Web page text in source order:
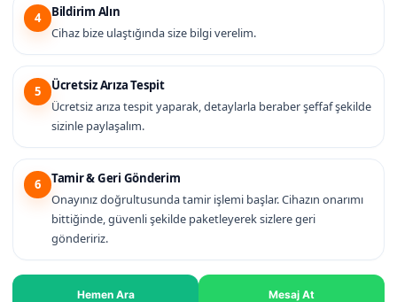
4
Bildirim Alın
Cihaz bize ulaştığında size bilgi verelim.
5
Ücretsiz Arıza Tespit
Ücretsiz arıza tespit yaparak, detaylarla beraber şeffaf şekilde
sizinle paylaşalım.
6
Tamir & Geri Gönderim
Onayınız doğrultusunda tamir işlemi başlar. Cihazın onarımı
bittiğinde, güvenli şekilde paketleyerek sizlere geri
göndeririz.
Hemen Ara Mesaj At